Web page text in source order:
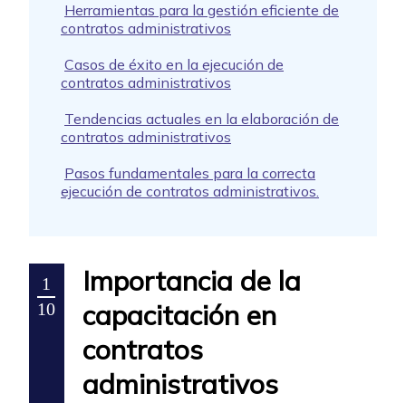
Herramientas para la gestión eficiente de
contratos administrativos
Casos de éxito en la ejecución de
contratos administrativos
Tendencias actuales en la elaboración de
contratos administrativos
Pasos fundamentales para la correcta
ejecución de contratos administrativos.
1
10
Importancia de la
capacitación en
contratos
administrativos